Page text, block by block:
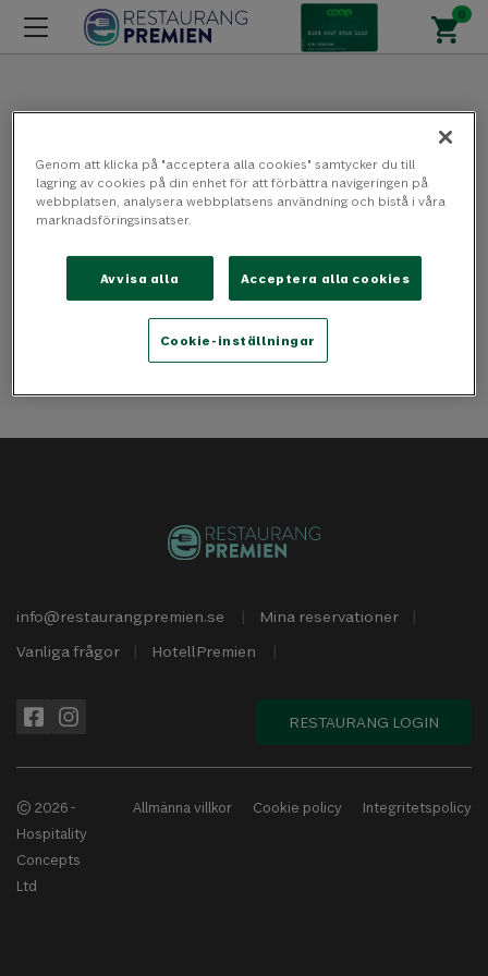
Oj då!
Ett fel uppstod när
din begäran skulle
bearbetas.
info@restaurangpremien.se
Mina reservationer
Vanliga frågor
HotellPremien
RESTAURANG LOGIN
© 2026 -
Hospitality
Concepts
Ltd
Allmänna villkor Cookie policy Integritetspolicy
Genom att klicka på "acceptera alla cookies" samtycker du till
lagring av cookies på din enhet för att förbättra navigeringen på
webbplatsen, analysera webbplatsens användning och bistå i våra
marknadsföringsinsatser.
Avvisa alla Acceptera alla cookies
Cookie-inställningar